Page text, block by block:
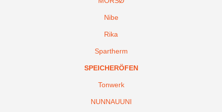
Nibe
Rika
Spartherm
SPEICHERÖFEN
Tonwerk
NUNNAUUNI